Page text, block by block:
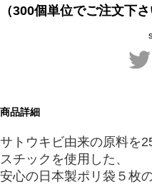
（300個単位でご注文下さ
商品詳細
サトウキビ由来の原料を
スチックを使用した、
安心の日本製ポリ袋５枚